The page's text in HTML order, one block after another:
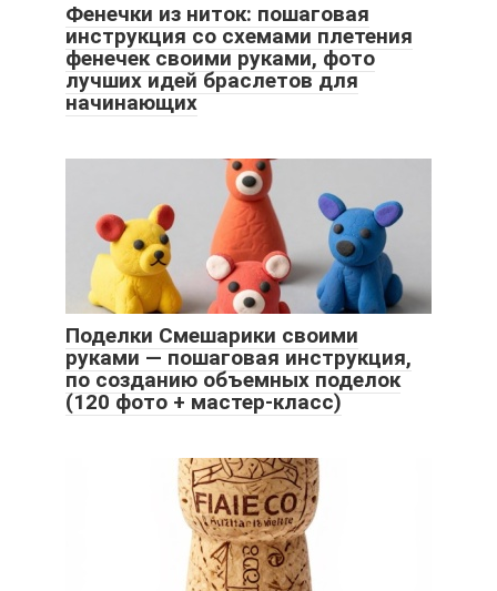
Фенечки из ниток: пошаговая
инструкция со схемами плетения
фенечек своими руками, фото
лучших идей браслетов для
начинающих
Поделки Смешарики своими
руками — пошаговая инструкция,
по созданию объемных поделок
(120 фото + мастер-класс)